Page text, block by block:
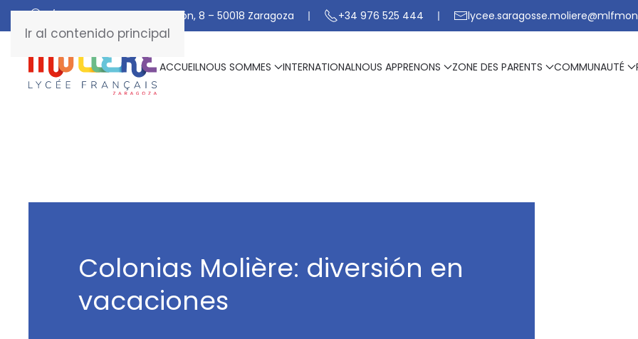
Ir al contenido principal
C/ De Manuel Marraco Ramón, 8 – 50018 Zaragoza +34 976 525 444
ACCUEILNOUS SOMMES INTERNATIONALNOUS APPRENONS ZONE DES PARENTS COMMUNAUTÉ
Colonias Molière: diversión en
vacaciones